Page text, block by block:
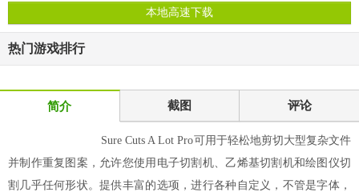
本地高速下载
热门游戏排行
简介 截图 评论
Sure Cuts A Lot Pro可用于轻松地剪切大型复杂文件
并制作重复图案，允许您使用电子切割机、乙烯基切割机和绘图仪切
割几乎任何形状。提供丰富的选项，进行各种自定义，不管是字体，